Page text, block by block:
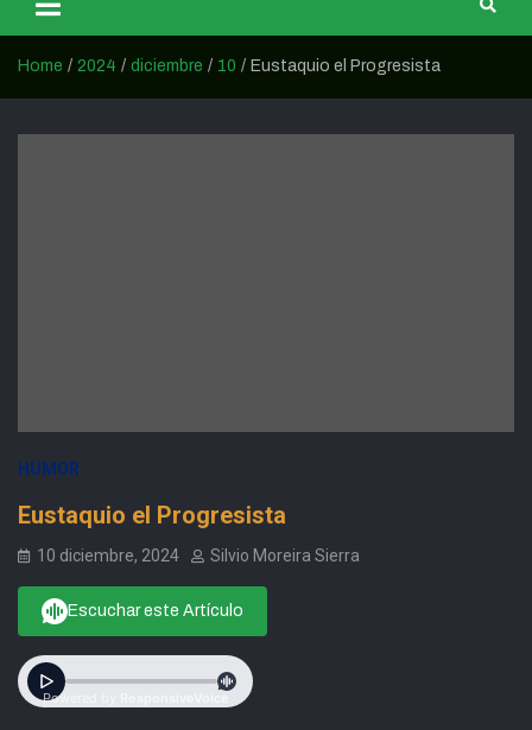
Home 2024 diciembre 10 Eustaquio el Progresista
HUMOR
Eustaquio el Progresista
10 diciembre, 2024 Silvio Moreira Sierra
Escuchar este Artículo